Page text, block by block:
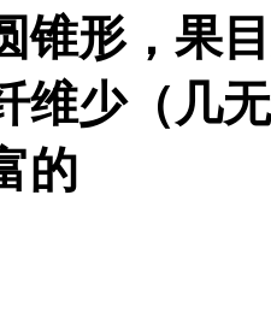
锥形，果
维少（几
的